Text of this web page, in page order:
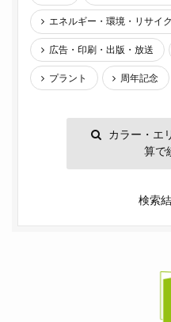
エネルギー・環境・リサイ
広告・印刷・出版・放送
プラント 周年記念
カラー・エ
算で
検索